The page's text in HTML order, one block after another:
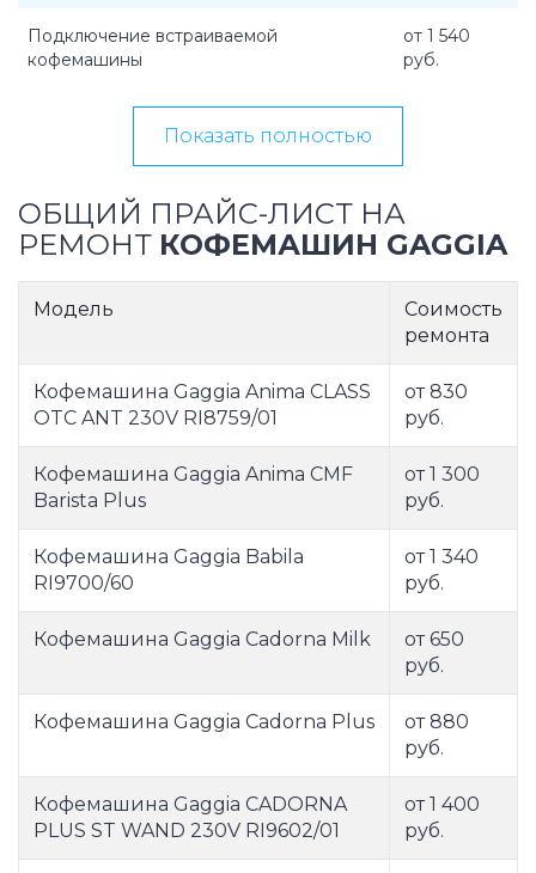
Подключение встраиваемой
кофемашины
от 1 540
руб.
Показать полностью
ОБЩИЙ ПРАЙС-ЛИСТ НА
РЕМОНТ КОФЕМАШИН GAGGIA
Модель
Соимость
ремонта
Кофемашина Gaggia Anima CLASS
OTC ANT 230V RI8759/01
от 830
руб.
Кофемашина Gaggia Anima CMF
Barista Plus
от 1 300
руб.
Кофемашина Gaggia Babila
RI9700/60
от 1 340
руб.
Кофемашина Gaggia Cadorna Milk
от 650
руб.
Кофемашина Gaggia Cadorna Plus
от 880
руб.
Кофемашина Gaggia CADORNA
PLUS ST WAND 230V RI9602/01
от 1 400
руб.